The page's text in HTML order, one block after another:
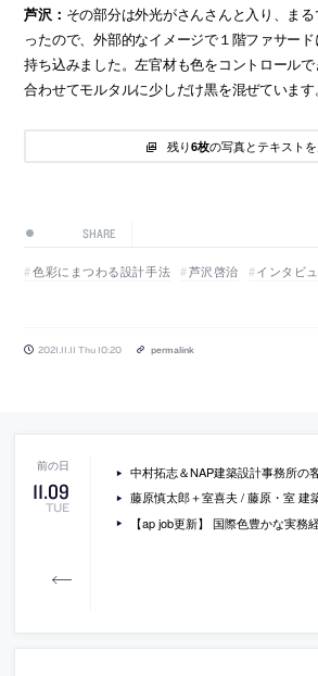
芦沢： その部分は外光がさんさんと入り、ま
ったので、外部的なイメージで１階ファサー
持ち込みました。左官材も色をコントロール
合わせてモルタルに少しだけ黒を混ぜています。
残り6枚の写真とテキスト
SHARE
色彩にまつわる設計手法 芦沢啓治 インタビ
2021.11.11 Thu 10:20 permalink
11.09
TUE
中村拓志＆NAP建築設計事務所の客室監修、大林組の全体改修設計、全日本コンサルタントの構造改修設計による、京都市の「佳水園 ウェスティン都ホテル京
藤原慎太郎＋室喜夫 / 藤原・室 建築設計事務所による、大阪の住宅「阿倍野の家」。2つの道路に挟まれた敷地において、建物内部に両者を結ぶ“路地空間”
【ap job更新】 国際色豊かな実務経験を積んだ3人が主宰する「ULTRA STUDIO」